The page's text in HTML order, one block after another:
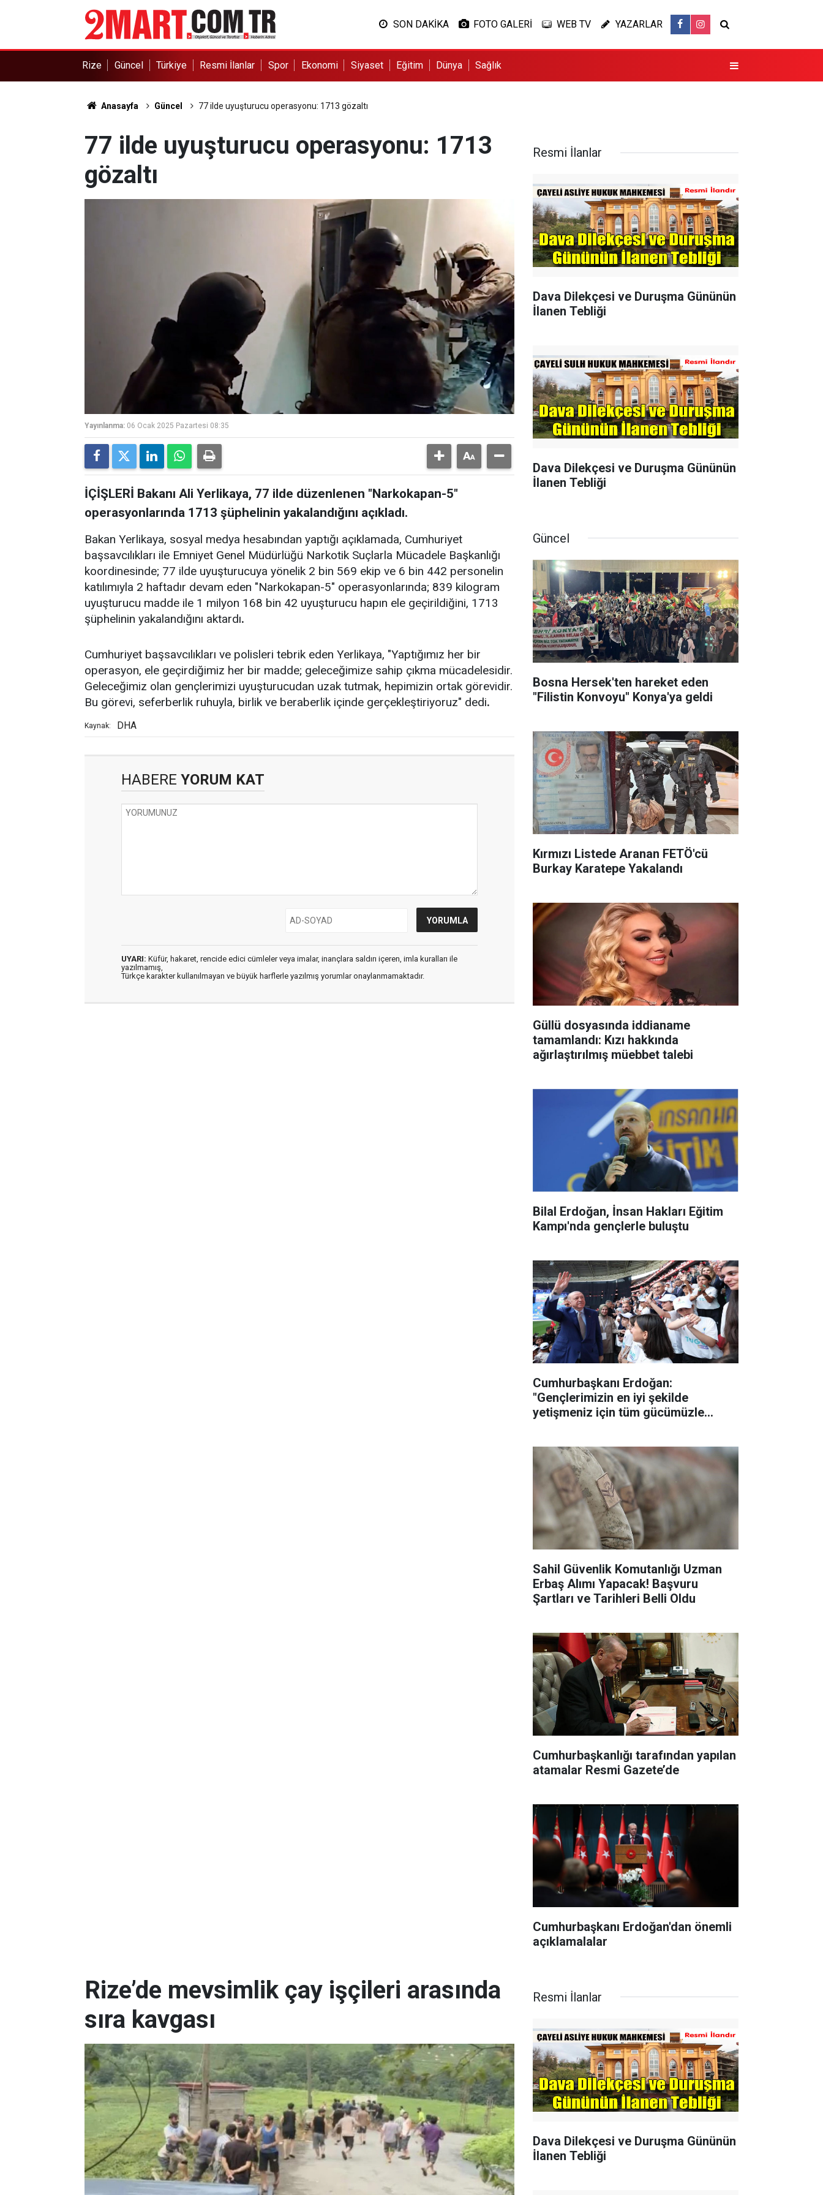
SON DAKİKA FOTO GALERİ WEB TV YAZARLAR
Rize Güncel Türkiye Resmi İlanlar Spor Ekonomi Siyaset Eğitim Dünya Sağlık
Anasayfa Güncel 77 ilde uyuşturucu operasyonu: 1713 gözaltı
77 ilde uyuşturucu operasyonu: 1713
gözaltı
Yayınlanma: 06 Ocak 2025 Pazartesi 08:35
İÇİŞLERİ Bakanı Ali Yerlikaya, 77 ilde düzenlenen "Narkokapan-5"
operasyonlarında 1713 şüphelinin yakalandığını açıkladı.
Bakan Yerlikaya, sosyal medya hesabından yaptığı açıklamada, Cumhuriyet
başsavcılıkları ile Emniyet Genel Müdürlüğü Narkotik Suçlarla Mücadele Başkanlığı
koordinesinde; 77 ilde uyuşturucuya yönelik 2 bin 569 ekip ve 6 bin 442 personelin
katılımıyla 2 haftadır devam eden "Narkokapan-5" operasyonlarında; 839 kilogram
uyuşturucu madde ile 1 milyon 168 bin 42 uyuşturucu hapın ele geçirildiğini, 1713
şüphelinin yakalandığını aktardı.
Cumhuriyet başsavcılıkları ve polisleri tebrik eden Yerlikaya, "Yaptığımız her bir
operasyon, ele geçirdiğimiz her bir madde; geleceğimize sahip çıkma mücadelesidir.
Geleceğimiz olan gençlerimizi uyuşturucudan uzak tutmak, hepimizin ortak görevidir.
Bu görevi, seferberlik ruhuyla, birlik ve beraberlik içinde gerçekleştiriyoruz" dedi.
Kaynak: DHA
HABERE YORUM KAT
UYARI: Küfür, hakaret, rencide edici cümleler veya imalar, inançlara saldırı içeren, imla kuralları ile
yazılmamış,
Türkçe karakter kullanılmayan ve büyük harflerle yazılmış yorumlar onaylanmamaktadır.
Resmi İlanlar
Dava Dilekçesi ve Duruşma Gününün
İlanen Tebliği
Dava Dilekçesi ve Duruşma Gününün
İlanen Tebliği
Güncel
Bosna Hersek'ten hareket eden
"Filistin Konvoyu" Konya'ya geldi
Kırmızı Listede Aranan FETÖ'cü
Burkay Karatepe Yakalandı
Güllü dosyasında iddianame
tamamlandı: Kızı hakkında
ağırlaştırılmış müebbet talebi
Bilal Erdoğan, İnsan Hakları Eğitim
Kampı'nda gençlerle buluştu
Cumhurbaşkanı Erdoğan:
"Gençlerimizin en iyi şekilde
yetişmeniz için tüm gücümüzle
Sahil Güvenlik Komutanlığı Uzman
Erbaş Alımı Yapacak! Başvuru
Şartları ve Tarihleri Belli Oldu
Cumhurbaşkanlığı tarafından yapılan
atamalar Resmi Gazete’de
Cumhurbaşkanı Erdoğan'dan önemli
açıklamalalar
Rize’de mevsimlik çay işçileri arasında
sıra kavgası
Resmi İlanlar
Dava Dilekçesi ve Duruşma Gününün
İlanen Tebliği